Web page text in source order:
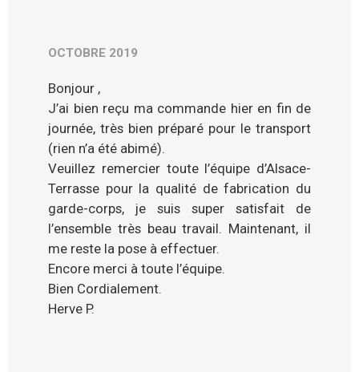
OCTOBRE 2019
Bonjour ,
J’ai bien reçu ma commande hier en fin de
journée, très bien préparé pour le transport
(rien n’a été abimé).
Veuillez remercier toute l’équipe d’Alsace-
Terrasse pour la qualité de fabrication du
garde-corps, je suis super satisfait de
l’ensemble très beau travail. Maintenant, il
me reste la pose à effectuer.
Encore merci à toute l’équipe.
Bien Cordialement.
Herve P.